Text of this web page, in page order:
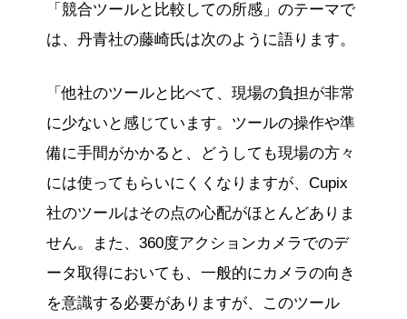
「競合ツールと比較しての所感」のテーマで
は、丹青社の藤崎氏は次のように語ります。
「他社のツールと比べて、現場の負担が非常
に少ないと感じています。ツールの操作や準
備に手間がかかると、どうしても現場の方々
には使ってもらいにくくなりますが、Cupix
社のツールはその点の心配がほとんどありま
せん。また、360度アクションカメラでのデ
ータ取得においても、一般的にカメラの向き
を意識する必要がありますが、このツール